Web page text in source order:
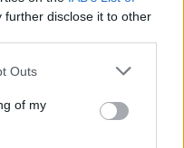
further disclose it to other
Outs
of my